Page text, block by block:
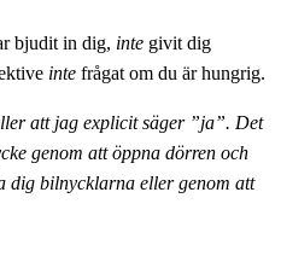
bjudit in dig, inte givit dig
inte frågat om du är hungrig.
att jag explicit säger ”ja”. Det
genom att öppna dörren och
dig bilnycklarna eller genom att